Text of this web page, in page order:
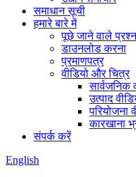
समाधान सूची
हमारे बारे में
पूछे जाने वाले प्रश्न
डाउनलोड करना
प्रमाणपत्र
वीडियो और चित्र
सार्वजनिक
उत्पाद
परियोजना
कारखाना
संपर्क करें
English